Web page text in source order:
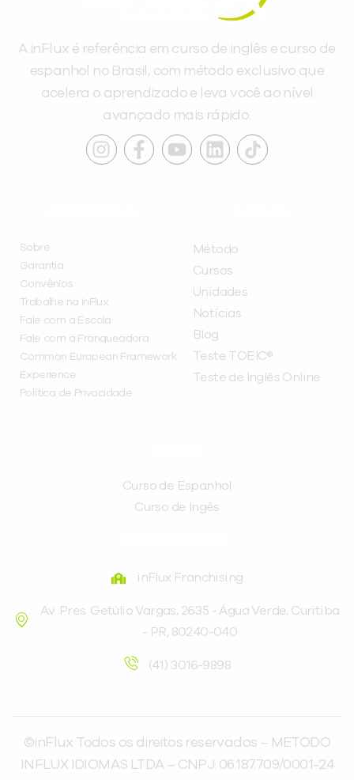
A inFlux é referência em curso de inglês e curso de
espanhol no Brasil, com método exclusivo que
acelera o aprendizado e leva você ao nível
avançado mais rápido.
Sobre
Garantia
Convênios
Trabalhe na inFlux
Fale com a Escola
Fale com a Franqueadora
Common European Framework
Experience
Política de Privacidade
Método
Cursos
Unidades
Notícias
Blog
Teste TOEIC®
Teste de Inglês Online
Curso de Espanhol
Curso de Ingês
inFlux Franchising
Av. Pres. Getúlio Vargas, 2635 - Água Verde, Curitiba
- PR, 80240-040
(41) 3016-9898
©inFlux Todos os direitos reservados – METODO
INFLUX IDIOMAS LTDA – CNPJ: 06.187.709/0001-24